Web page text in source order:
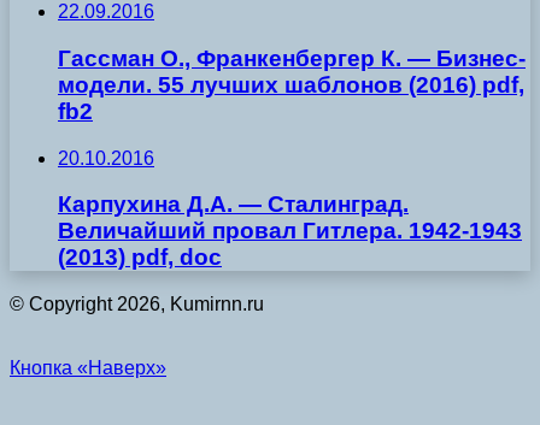
22.09.2016
Гассман О., Франкенбергер К. — Бизнес-
модели. 55 лучших шаблонов (2016) pdf,
fb2
20.10.2016
Карпухина Д.А. — Сталинград.
Величайший провал Гитлера. 1942-1943
(2013) pdf, doc
© Copyright 2026, Kumirnn.ru
Кнопка «Наверх»